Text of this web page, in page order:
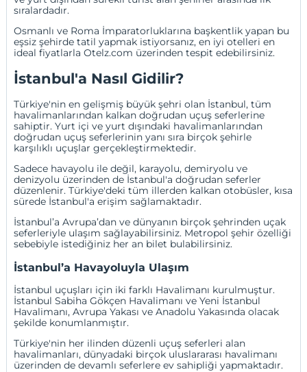
sıralardadır.
Osmanlı ve Roma İmparatorluklarına başkentlik yapan bu
eşsiz şehirde tatil yapmak istiyorsanız, en iyi otelleri en
ideal fiyatlarlaOtelz.com üzerinden tespit edebilirsiniz.
İstanbul'a Nasıl Gidilir?
Türkiye'nin en gelişmiş büyük şehri olan İstanbul, tüm
havalimanlarından kalkan doğrudan uçuş seferlerine
sahiptir. Yurt içi ve yurt dışındaki havalimanlarından
doğrudan uçuş seferlerinin yanı sıra birçok şehirle
karşılıklı uçuşlar gerçekleştirmektedir.
Sadece havayolu ile değil, karayolu, demiryolu ve
denizyolu üzerinden de İstanbul'a doğrudan seferler
düzenlenir. Türkiye'deki tüm illerden kalkan otobüsler, kısa
sürede İstanbul'a erişim sağlamaktadır.
İstanbul’a Avrupa’dan ve dünyanın birçok şehrinden uçak
seferleriyle ulaşım sağlayabilirsiniz. Metropol şehir özelliği
sebebiyle istediğiniz her an bilet bulabilirsiniz.
İstanbul’a Havayoluyla Ulaşım
İstanbul uçuşları için iki farklı Havalimanı kurulmuştur.
İstanbulSabiha Gökçen Havalimanı ve Yeni İstanbul
Havalimanı, Avrupa Yakası ve Anadolu Yakasında olacak
şekilde konumlanmıştır.
Türkiye'nin her ilinden düzenli uçuş seferleri alan
havalimanları, dünyadaki birçok uluslararası havalimanı
üzerinden de devamlı seferlere ev sahipliği yapmaktadır.